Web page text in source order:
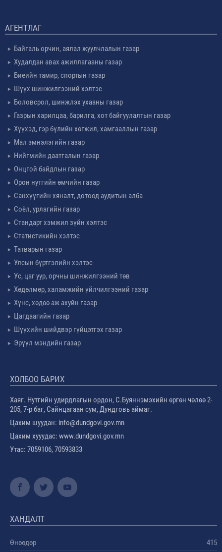
АГЕНТЛАГ
Байгаль орчин, аялал жуулчлалын газар
Худалдан авах ажиллагааны газар
Биеийн тамир, спортын газар
Шүүх шинжилгээний хэлтэс
Боловсрол, шинжлэх ухааны газар
Газрын харилцаа, барилга, хот байгуулалтын газар
Хүүхэд, гэр бүлийн хөгжил, хамгааллын газар
Мал эмнэлэгийн газар
Нийгмийн даатгалын газар
Онцгой байдлын газар
Орон нутгийн өмчийн газар
Санхүүгийн хяналт, дотоод аудитын алба
Соёл, урлагийн газар
Стандарт хэмжил зүйн хэлтэс
Статистикийн хэлтэс
Татварын газар
Улсын бүртгэлийн хэлтэс
Ус, цаг уур, орчны шинжилгээний төв
Хөдөлмөр, халамжийн үйлчилгээний газар
Хүнс, хөдөө аж ахуйн газар
Цагдаагийн газар
Шүүхийн шийдвэр гүйцэтгэх газар
Эрүүл мэндийн газар
ХОЛБОО БАРИХ
Хаяг. Нутгийн удирдлагын ордон, С.Буяннэмэхийн өргөн чөлөө 2-
205, 7-р баг, Сайнцагаан сум, Дундговь аймаг.
Цахим шуудан: info@dundgovi.gov.mn
Цахим хууудас: www.dundgovi.gov.mn
Утас: 7059106, 70593833
ХАНДАЛТ
Өнөөдөр 415